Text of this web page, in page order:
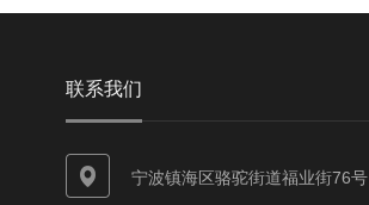
联系我们
宁波镇海区骆驼街道福业街76号